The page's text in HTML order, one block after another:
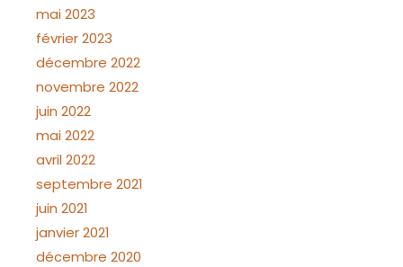
mai 2023
février 2023
décembre 2022
novembre 2022
juin 2022
mai 2022
avril 2022
septembre 2021
juin 2021
janvier 2021
décembre 2020